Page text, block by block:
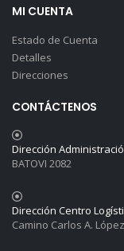
MI CUENTA
Estado de Cuenta
Detalles
Direcciones
CONTÁCTENOS
Dirección
BATOVI 2082
Dirección Centro
Camino Carlos A.